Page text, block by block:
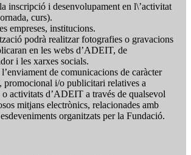
inscripció i desenvolupament en l\’activitat
curs).
empreses, institucions.
podrà realitzar fotografies o gravacions
en les webs d’ADEIT, de
i les xarxes socials.
de comunicacions de caràcter
promocional i/o publicitari relatives a
o activitats d’ADEIT a través de qualsevol
mitjans electrònics, relacionades amb
organitzats per la Fundació.